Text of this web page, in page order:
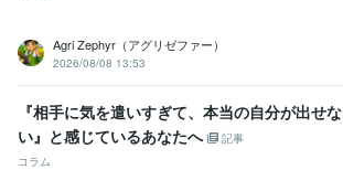
Agri Zephyr（アグリゼファー）
2026/08/08 13:53
『相手に気を遣いすぎて、本当の自分が出せな
い』と感じているあなたへ
記事
コラム